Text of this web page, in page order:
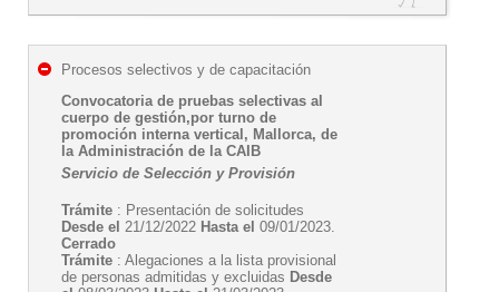
Procesos selectivos y de capacitación
Convocatoria de pruebas selectivas al
cuerpo de gestión,por turno de
promoción interna vertical, Mallorca, de
la Administración de la CAIB
Servicio de Selección y Provisión
Trámite : Presentación de solicitudes
Desde el 21/12/2022 Hasta el 09/01/2023.
Cerrado
Trámite : Alegaciones a la lista provisional
de personas admitidas y excluidas Desde